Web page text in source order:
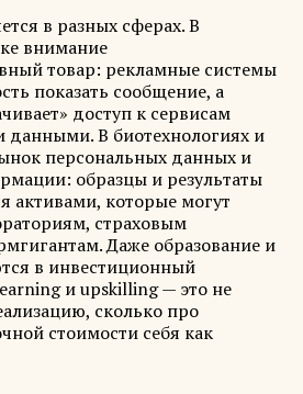
в разных сферах. В
внимание
товар: рекламные системы
показать сообщение, а
доступ к сервисам
В биотехнологиях и
персональных данных и
образцы и результаты
активами, которые могут
страховым
Даже образование и
в инвестиционный
и upskilling — это не
сколько про
стоимости себя как